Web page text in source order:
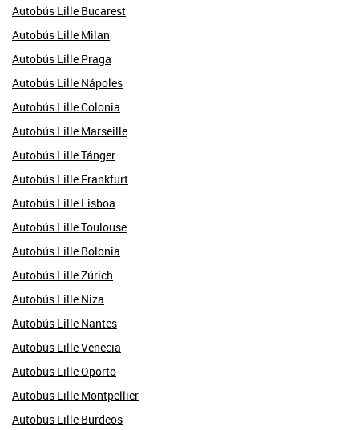
Autobús Lille Bucarest
Autobús Lille Milan
Autobús Lille Praga
Autobús Lille Nápoles
Autobús Lille Colonia
Autobús Lille Marseille
Autobús Lille Tánger
Autobús Lille Frankfurt
Autobús Lille Lisboa
Autobús Lille Toulouse
Autobús Lille Bolonia
Autobús Lille Zúrich
Autobús Lille Niza
Autobús Lille Nantes
Autobús Lille Venecia
Autobús Lille Oporto
Autobús Lille Montpellier
Autobús Lille Burdeos